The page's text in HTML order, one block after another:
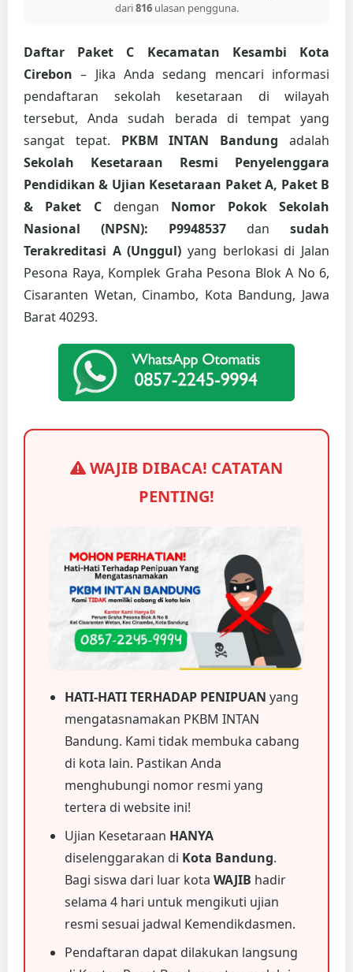
dari816ulasan pengguna.
Daftar Paket C Kecamatan Kesambi Kota
Cirebon – Jika Anda sedang mencari informasi
pendaftaran sekolah kesetaraan di wilayah
tersebut, Anda sudah berada di tempat yang
sangat tepat. PKBM INTAN Bandung adalah
Sekolah Kesetaraan Resmi Penyelenggara
Pendidikan & Ujian Kesetaraan Paket A, Paket B
& Paket Cdengan Nomor Pokok Sekolah
Nasional (NPSN): P9948537 dan sudah
Terakreditasi A (Unggul) yang berlokasi di Jalan
Pesona Raya, Komplek Graha Pesona Blok A No 6,
Cisaranten Wetan, Cinambo, Kota Bandung, Jawa
Barat 40293.
WAJIB DIBACA! CATATAN
PENTING!
HATI-HATI TERHADAP PENIPUAN yang
mengatasnamakan PKBM INTAN
Bandung. Kami tidak membuka cabang
di kota lain. Pastikan Anda
menghubungi nomor resmi yang
tertera di website ini!
Ujian Kesetaraan HANYA
diselenggarakan di Kota Bandung.
Bagi siswa dari luar kota WAJIB hadir
selama 4 hari untuk mengikuti ujian
resmi sesuai jadwal Kemendikdasmen.
Pendaftaran dapat dilakukan langsung